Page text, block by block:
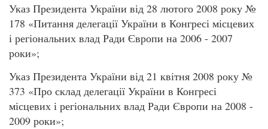
Указ Президента України від 28 лютого 2008 року №
178 «Питання делегації України в Конгресі місцевих
і регіональних влад Ради Європи на 2006 - 2007
роки»;
Указ Президента України від 21 квітня 2008 року №
373 «Про склад делегації України в Конгресі
місцевих і регіональних влад Ради Європи на 2008 -
2009 роки»;